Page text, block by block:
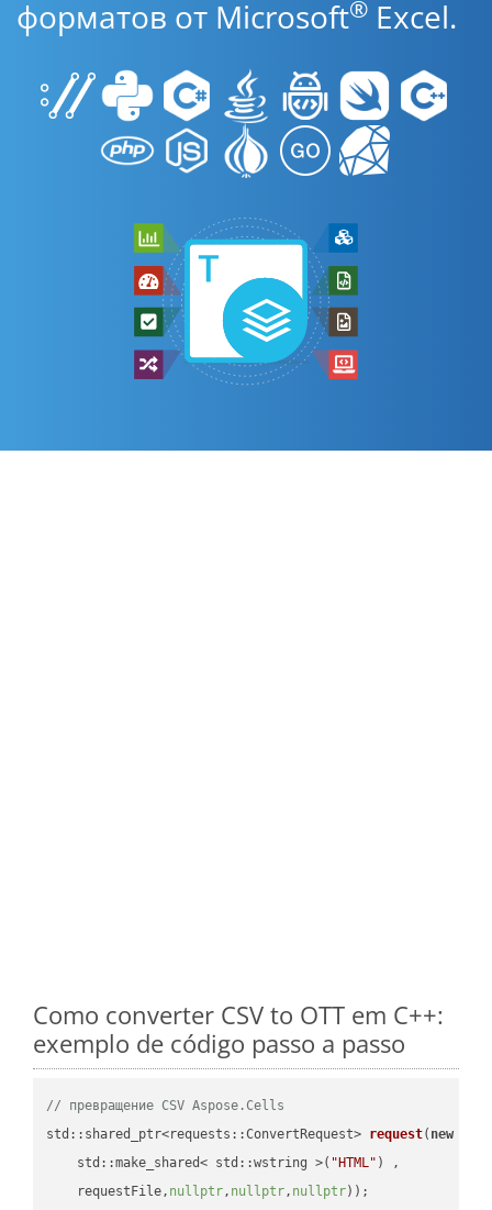
форматов от Microsoft® Excel.
Como converter CSV to OTT em C++:
exemplo de código passo a passo
// превращение CSV Aspose.Cells
std::shared_ptr<requests::ConvertRequest> request( new
    std::make_shared< std::wstring >(
"HTML" ) ,
    requestFile,
nullptr, nullptr, nullptr))